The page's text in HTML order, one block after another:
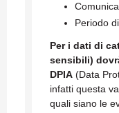
Periodo
Per i dati di
sensibili)
DPIA (Data
infatti questa
quali siano le